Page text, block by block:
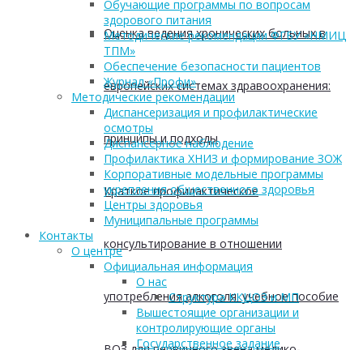
Оценка ведения хронических больных в
европейских системах здравоохранения:
принципы и подходы
Краткое профилактическое
консультирование в отношении
употребления алкоголя: учебное пособие
Обучающие программы по вопросам
здорового питания
Методические рекомендации ФГБУ «НМИЦ
ТПМ»
Обеспечение безопасности пациентов
Журнал «Профи»
Методические рекомендации
Диспансеризация и профилактические
осмотры
Диспансерное наблюдение
Профилактика ХНИЗ и формирование ЗОЖ
Корпоративные модельные программы
укрепления общественного здоровья
Центры здоровья
Муниципальные программы
Контакты
О центре
Официальная информация
О нас
Структура ККЦОЗ и МП
Вышестоящие организации и
контролирующие органы
Государственное задание